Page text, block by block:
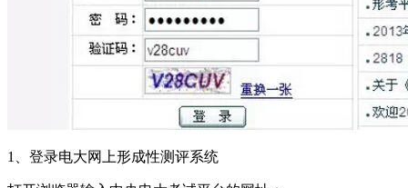
1、登录电大网上形成性测评系统